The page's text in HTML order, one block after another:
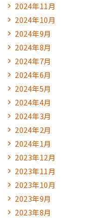
2024年11月
2024年10月
2024年9月
2024年8月
2024年7月
2024年6月
2024年5月
2024年4月
2024年3月
2024年2月
2024年1月
2023年12月
2023年11月
2023年10月
2023年9月
2023年8月